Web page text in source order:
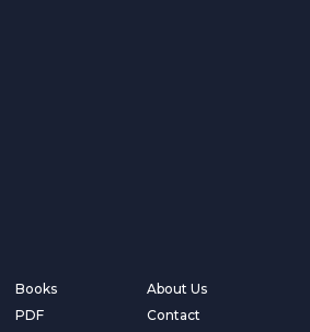
Books
PDF
About Us
Contact